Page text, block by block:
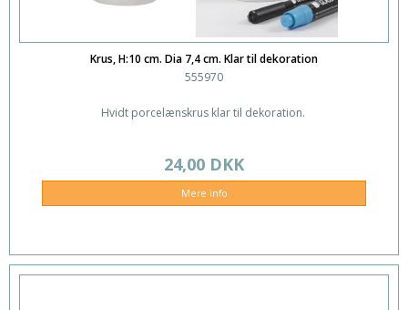
Krus, H:10 cm. Dia 7,4 cm. Klar til dekoration
555970
Hvidt porcelænskrus klar til dekoration.
24,00 DKK
Mere info